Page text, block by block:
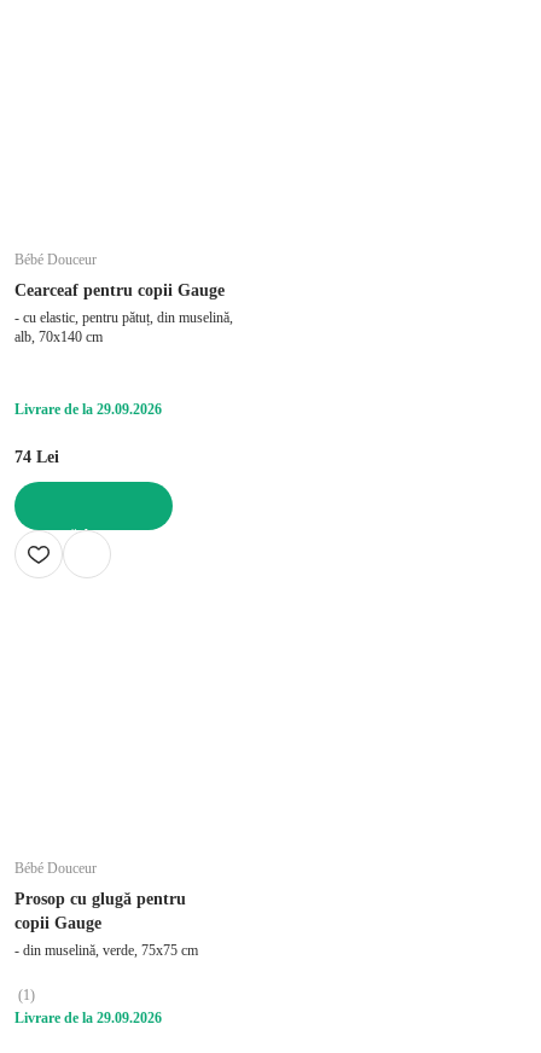
Bébé Douceur
Cearceaf pentru copii Gauge
- cu elastic, pentru pătuț, din muselină,
alb, 70x140 cm
Livrare de la 29.09.2026
74 Lei
ADAUGĂ ÎN COȘ
Bébé Douceur
Prosop cu glugă pentru
copii Gauge
- din muselină, verde, 75x75 cm
(1)
Livrare de la 29.09.2026